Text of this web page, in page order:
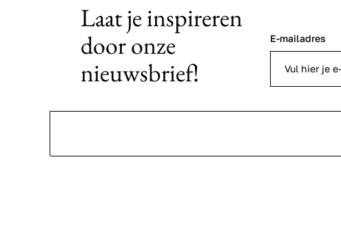
Laat je inspireren
door onze
nieuwsbrief!
E-mailadres